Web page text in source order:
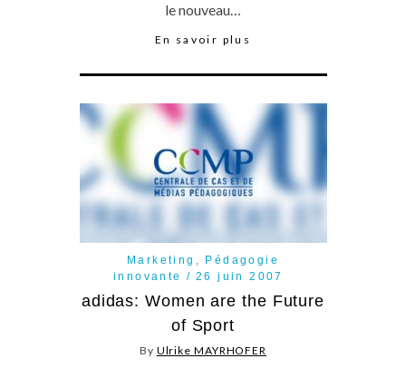
le nouveau…
En savoir plus
Marketing ,
Pédagogie
innovante
26 juin 2007
adidas: Women are the Future
of Sport
By Ulrike MAYRHOFER